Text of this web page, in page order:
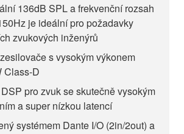
136dB SPL a frekvenční rozsah
je ideální pro požadavky
zvukových inženýrů
s vysokým výkonem
Class-D
pro zvuk se skutečně vysokým
a super nízkou latencí
systémem Dante I/O (2in/2out) a